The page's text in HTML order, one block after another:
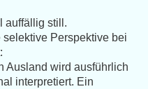
auffällig still.
Perspektive bei
Ausland wird ausführlich
interpretiert. Ein